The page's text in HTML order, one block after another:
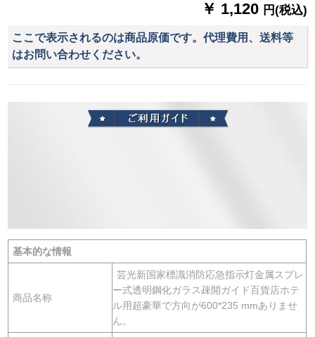
￥ 1,120 円(税込)
ここで表示されるのは商品原価です。代理費用、送料等
はお問い合わせください。
基本的な情報
商品名称
芸光新国家標識消防応急指示灯金属スプレ
ー式透明鋼化ガラス疎開ガイド百貨店ホテ
ル用超豪華で方向が600*235 mmありませ
ん。